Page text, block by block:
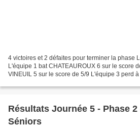
4 victoires et 2 défaites pour terminer la phase
L'équipe 1 bat CHATEAUROUX 6 sur le score
VINEUIL 5 sur le score de 5/9 L'équipe 3 perd à
Résultats Journée 5 - Phase
Séniors